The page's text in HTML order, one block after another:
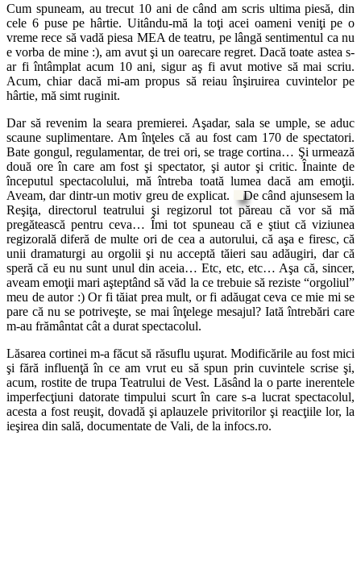
Cum spuneam, au trecut 10 ani de când am scris ultima piesă, din
cele 6 puse pe hârtie. Uitându-mă la toţi acei oameni veniţi pe o
vreme rece să vadă piesa MEA de teatru, pe lângă sentimentul ca nu
e vorba de mine :), am avut şi un oarecare regret. Dacă toate astea s-
ar fi întâmplat acum 10 ani, sigur aş fi avut motive să mai scriu.
Acum, chiar dacă mi-am propus să reiau înşiruirea cuvintelor pe
hârtie, mă simt ruginit.
Dar să revenim la seara premierei. Aşadar, sala se umple, se aduc
scaune suplimentare. Am înţeles că au fost cam 170 de spectatori.
Bate gongul, regulamentar, de trei ori, se trage cortina… Şi urmează
două ore în care am fost şi spectator, şi autor şi critic. Înainte de
începutul spectacolului, mă întreba toată lumea dacă am emoţii.
Aveam, dar dintr-un motiv greu de explicat.
De când ajunsesem la
Reşiţa, directorul teatrului şi regizorul tot păreau că vor să mă
pregătească pentru ceva… Îmi tot spuneau că e ştiut că viziunea
regizorală diferă de multe ori de cea a autorului, că aşa e firesc, că
unii dramaturgi au orgolii şi nu acceptă tăieri sau adăugiri, dar că
speră că eu nu sunt unul din aceia… Etc, etc, etc… Aşa că, sincer,
aveam emoţii mari aşteptând să văd la ce trebuie să reziste “orgoliul”
meu de autor :) Or fi tăiat prea mult, or fi adăugat ceva ce mie mi se
pare că nu se potriveşte, se mai înţelege mesajul? Iată întrebări care
m-au frământat cât a durat spectacolul.
Lăsarea cortinei m-a făcut să răsuflu uşurat. Modificările au fost mici
şi fără influenţă în ce am vrut eu să spun prin cuvintele scrise şi,
acum, rostite de trupa Teatrului de Vest. Lăsând la o parte inerentele
imperfecţiuni datorate timpului scurt în care s-a lucrat spectacolul,
acesta a fost reuşit, dovadă şi aplauzele privitorilor şi reacţiile lor, la
ieşirea din sală, documentate de Vali, de la infocs.ro.